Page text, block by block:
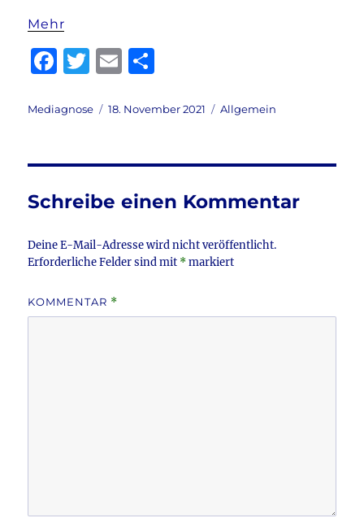
Mehr
F
c
b
o
o
k
T
it
r
E
ai le
Autor
Mediagnose
Veröffentlicht
18. November 2021 Kategorien
Allgemein
Schreibe einen Kommentar
Deine E-Mail-Adresse wird nicht veröffentlicht.
Erforderliche Felder sind mit *markiert
KOMMENTAR *